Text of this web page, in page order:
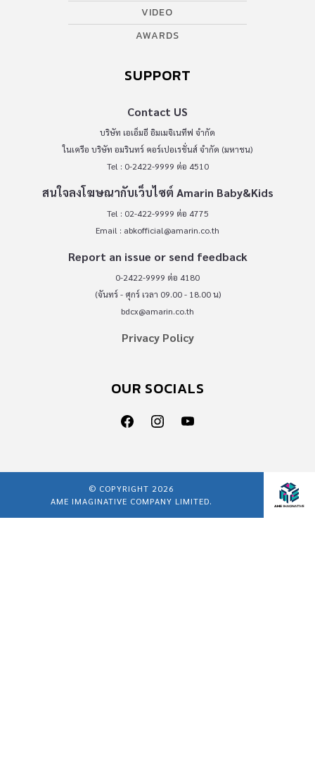
VIDEO
AWARDS
SUPPORT
Contact US
บริษัท เอเอ็มอี อิมเมจิเนทีฟ จำกัด
ในเครือ บริษัท อมรินทร์ คอร์เปอเรชั่นส์ จำกัด (มหาชน)
Tel : 0-2422-9999 ต่อ 4510
สนใจลงโฆษณากับเว็บไซต์ Amarin Baby&Kids
Tel : 02-422-9999 ต่อ 4775
Email : abkofficial@amarin.co.th
Report an issue or send feedback
0-2422-9999 ต่อ 4180
(จันทร์ - ศุกร์ เวลา 09.00 - 18.00 น)
bdcx@amarin.co.th
Privacy Policy
OUR SOCIALS
© COPYRIGHT 2026
AME IMAGINATIVE COMPANY LIMITED.